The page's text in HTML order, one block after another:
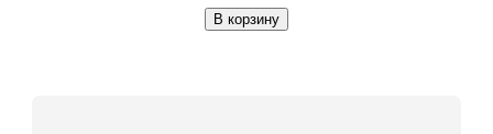
В корзину